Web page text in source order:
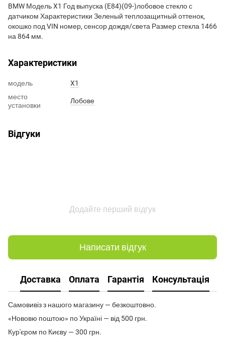
BMW Модель X1 Год выпуска (E84)(09-)лобовое стекло с
датчиком Характеристики Зеленый теплозащитный оттенок,
окошко под VIN номер, сенсор дождя/света Размер стекла 1466
на 864 мм.
Характеристики
модель
X1
место
установки
Лобове
Відгуки
Додайте перший відгук
Написати відгук
Доставка Оплата Гарантія Консультація
Самовивіз з нашого магазину — безкоштовно.
«Нововю поштою» по Україні — від 500 грн.
Кур'єром по Києву — 300 грн.